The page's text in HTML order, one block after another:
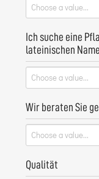
Ich suche eine
lateinischen
Wir beraten Sie
Qualität